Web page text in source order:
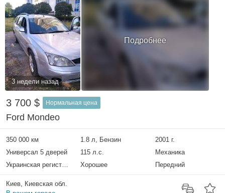
3 недели назад
Подробнее
3 700 $ Нормальная цена
Ford Mondeo
350 000 км 1.8 л, Бензин
2001 г.
Универсал 5 дверей
115 л.с.
Механика
Украинская регистрация
Хорошее Передний
Киев, Киевская обл.